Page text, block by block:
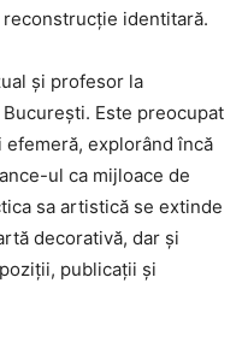
identitară.
și profesor la
Este preocupat
explorând încă
ul ca mijloace de
sa artistică se extinde
decorativă, dar și
publicații și